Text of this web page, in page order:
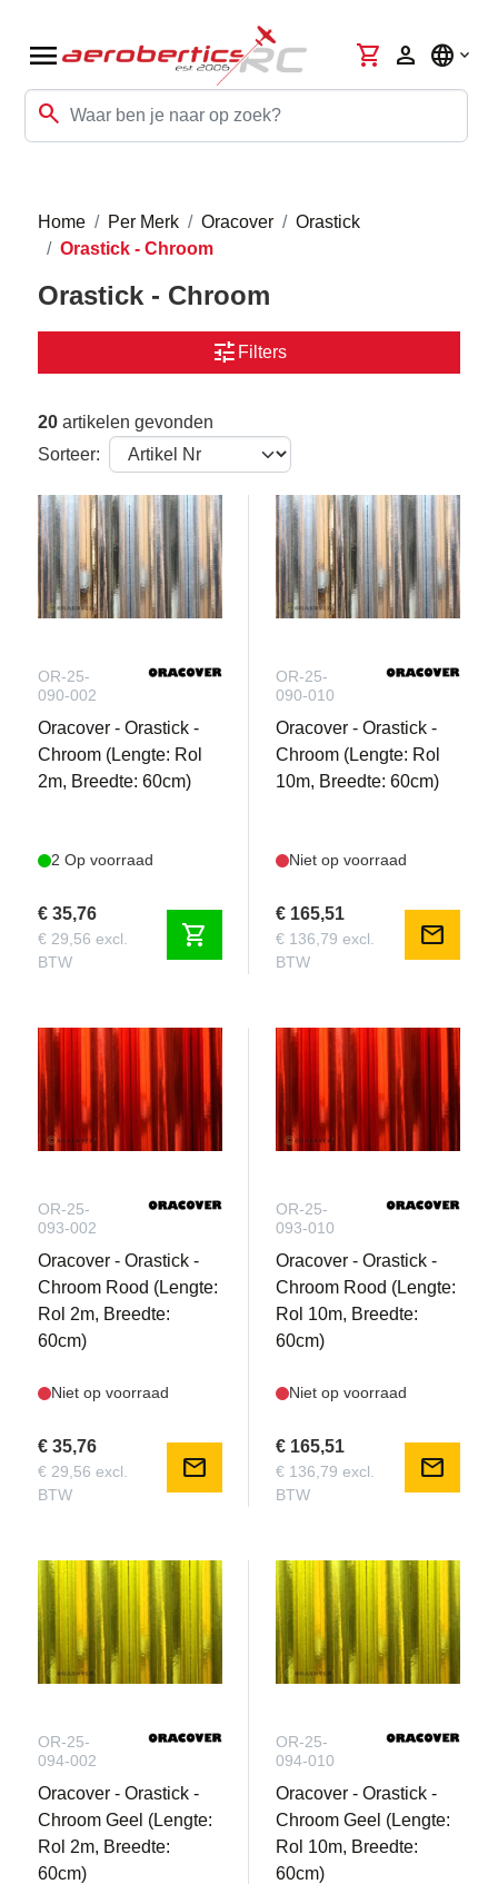
menu
search
shopping_cart person language
Home Per Merk Oracover
Orastick
Orastick - Chroom
Orastick - Chroom
tune Filters
20 artikelen gevonden
Sorteer:
OR-25-
090-002
Oracover - Orastick -
Chroom (Lengte: Rol
2m, Breedte: 60cm)
2 Op voorraad
€ 35,76
€ 29,56 excl.
BTW
shopping_cart
OR-25-
090-010
Oracover - Orastick -
Chroom (Lengte: Rol
10m, Breedte: 60cm)
Niet op voorraad
€ 165,51
€ 136,79 excl.
BTW
mail
OR-25-
093-002
Oracover - Orastick -
Chroom Rood (Lengte:
Rol 2m, Breedte:
60cm)
Niet op voorraad
€ 35,76
€ 29,56 excl.
BTW
mail
OR-25-
093-010
Oracover - Orastick -
Chroom Rood (Lengte:
Rol 10m, Breedte:
60cm)
Niet op voorraad
€ 165,51
€ 136,79 excl.
BTW
mail
OR-25-
094-002
Oracover - Orastick -
Chroom Geel (Lengte:
Rol 2m, Breedte:
60cm)
OR-25-
094-010
Oracover - Orastick -
Chroom Geel (Lengte:
Rol 10m, Breedte:
60cm)